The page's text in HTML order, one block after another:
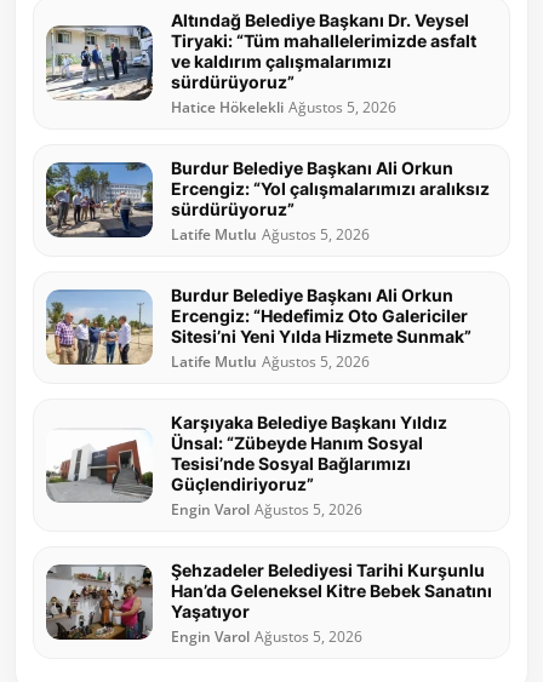
Altındağ Belediye Başkanı Dr. Veysel
Tiryaki: “Tüm mahallelerimizde asfalt
ve kaldırım çalışmalarımızı
sürdürüyoruz”
Hatice Hökelekli Ağustos 5, 2026
Burdur Belediye Başkanı Ali Orkun
Ercengiz: “Yol çalışmalarımızı aralıksız
sürdürüyoruz”
Latife Mutlu Ağustos 5, 2026
Burdur Belediye Başkanı Ali Orkun
Ercengiz: “Hedefimiz Oto Galericiler
Sitesi’ni Yeni Yılda Hizmete Sunmak”
Latife Mutlu Ağustos 5, 2026
Karşıyaka Belediye Başkanı Yıldız
Ünsal: “Zübeyde Hanım Sosyal
Tesisi’nde Sosyal Bağlarımızı
Güçlendiriyoruz”
Engin Varol Ağustos 5, 2026
Şehzadeler Belediyesi Tarihi Kurşunlu
Han’da Geleneksel Kitre Bebek Sanatını
Yaşatıyor
Engin Varol Ağustos 5, 2026